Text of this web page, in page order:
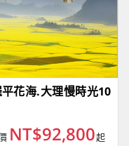
花海.大理慢時光10
NT$92,800起